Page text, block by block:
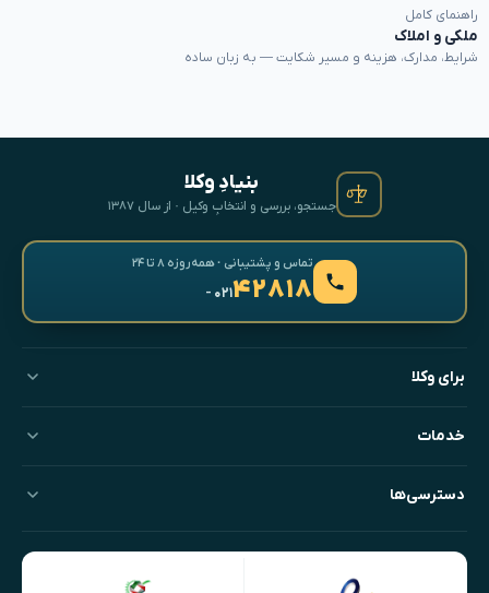
راهنمای کامل
ملکی و املاک
شرایط، مدارک، هزینه و مسیر شکایت — به زبان ساده
بنیادِ وکلا
جستجو، بررسی و انتخابِ وکیل · از سال ۱۳۸۷
تماس و پشتیبانی · همه‌روزه ۸ تا ۲۴
۴۲۸۱۸- ۰۲۱
برای وکلا
خدمات
دسترسی‌ها